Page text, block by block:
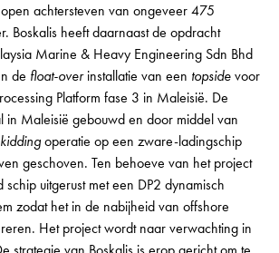
achtersteven van ongeveer 475
Boskalis heeft daarnaast de opdracht
Marine & Heavy Engineering Sdn Bhd
de float-overinstallatie van een topsidevoor
Platform fase 3 in Maleisië. De
in Maleisië gebouwd en door middel van
operatie op een zware-ladingschip
geschoven. Ten behoeve van het project
uitgerust met een DP2 dynamisch
zodat het in de nabijheid van offshore
Het project wordt naar verwachting in